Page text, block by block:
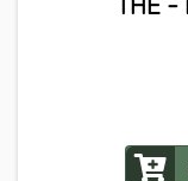
מיני קייס לטבק TAIYOO - בורדו - THE